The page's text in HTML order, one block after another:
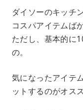
ダイソーのキッチ
コスパアイテムば
ただし、基本的に
の。
気になったアイテ
ットするのがオス